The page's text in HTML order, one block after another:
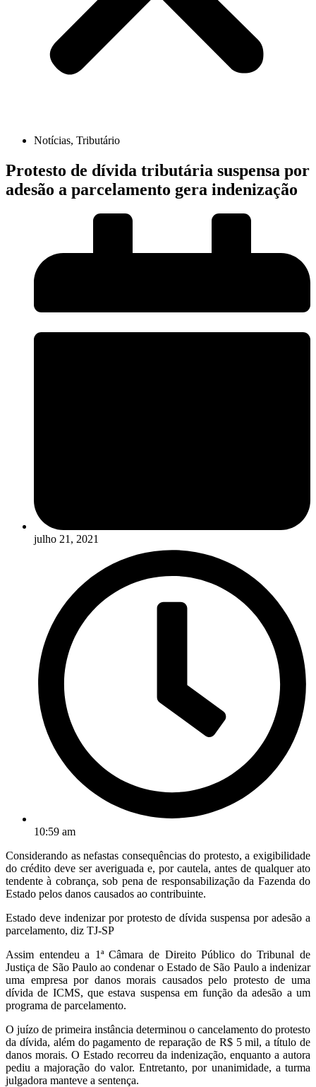
Notícias, Tributário
Protesto de dívida tributária suspensa por
adesão a parcelamento gera indenização
julho 21, 2021
10:59 am
Considerando as nefastas consequências do protesto, a exigibilidade
do crédito deve ser averiguada e, por cautela, antes de qualquer ato
tendente à cobrança, sob pena de responsabilização da Fazenda do
Estado pelos danos causados ao contribuinte.
Estado deve indenizar por protesto de dívida suspensa por adesão a
parcelamento, diz TJ-SP
Assim entendeu a 1ª Câmara de Direito Público do Tribunal de
Justiça de São Paulo ao condenar o Estado de São Paulo a indenizar
uma empresa por danos morais causados pelo protesto de uma
dívida de ICMS, que estava suspensa em função da adesão a um
programa de parcelamento.
O juízo de primeira instância determinou o cancelamento do protesto
da dívida, além do pagamento de reparação de R$ 5 mil, a título de
danos morais. O Estado recorreu da indenização, enquanto a autora
pediu a majoração do valor. Entretanto, por unanimidade, a turma
julgadora manteve a sentença.